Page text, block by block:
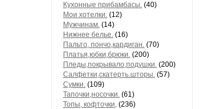
Кухонные прибамбасы. (40)
Мои хотелки. (12)
Мужчинам. (14)
Нижнее белье. (16)
Пальто, пончо,кардиган. (70)
Платья,юбки,брюки. (200)
Пледы,покрывало,подушки. (200)
Салфетки,скатерть.шторы. (57)
Сумки. (109)
Тапочки,носочки. (61)
Топы, кофточки, (236)